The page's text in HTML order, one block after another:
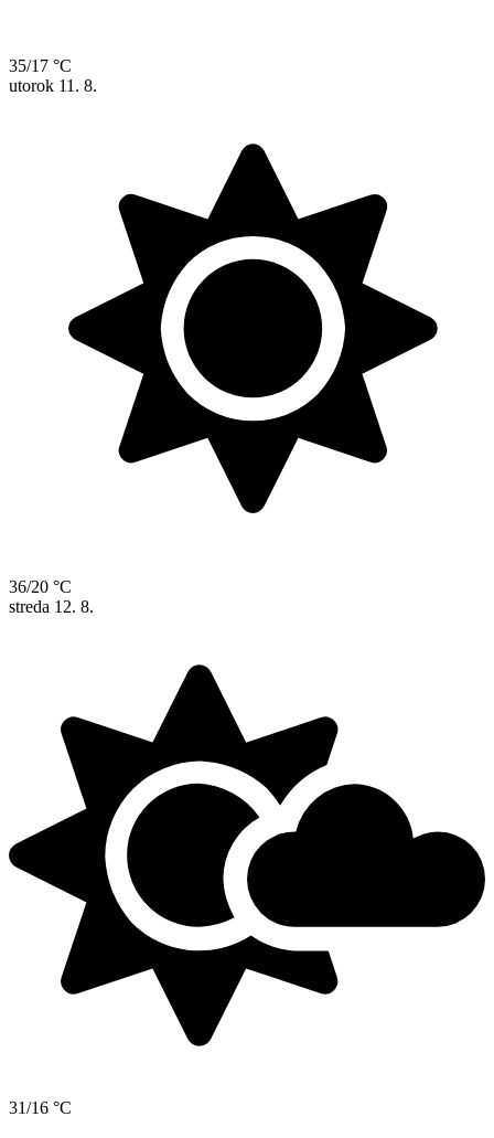
35/17 °C
utorok 11. 8.
36/20 °C
streda 12. 8.
31/16 °C